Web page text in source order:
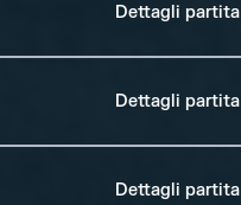
Dettagli partita
Dettagli partita
Dettagli partita